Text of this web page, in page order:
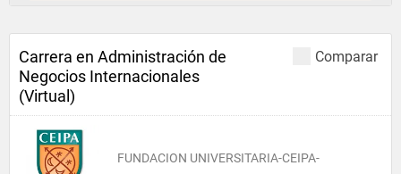
Comparar
Carrera en Administración de
Negocios Internacionales
(Virtual)
FUNDACION UNIVERSITARIA-CEIPA-